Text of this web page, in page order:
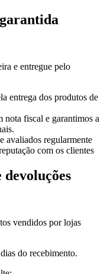
e entregue pelo
entrega dos produtos de
nota fiscal e garantimos a
avaliados regularmente
com os clientes
vendidos por lojas
do recebimento.